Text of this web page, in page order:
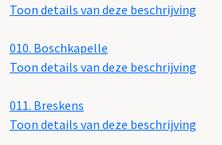
Toon details van deze beschrijving
010. Boschkapelle
Toon details van deze beschrijving
011. Breskens
Toon details van deze beschrijving